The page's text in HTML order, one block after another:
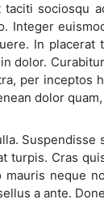
taciti sociosqu
Integer
In placerat
dolor.
per inceptos
dolor
turpis. Cras
mauris neque
a ante.